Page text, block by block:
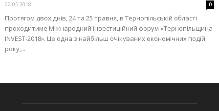
02.05.2018 0
Протягом двох днів, 24 та 25 травня, в Тернопільській області
проходитиме Міжнародний інвестиційний форум «Тернопільщина
INVEST-2018». Це одна з найбільш очікуваних економічних подій
року,...